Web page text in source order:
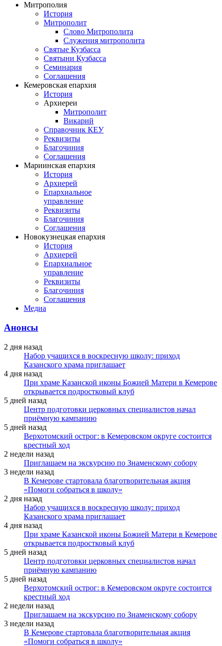
Митрополия
История
Митрополит
Слово Митрополита
Служения митрополита
Святые Кузбасса
Святыни Кузбасса
Семинария
Соглашения
Кемеровская епархия
История
Архиереи
Митрополит
Викарий
Справочник КЕУ
Реквизиты
Благочиния
Соглашения
Мариинская епархия
История
Архиерей
Епархиальное
управление
Реквизиты
Благочиния
Соглашения
Новокузнецкая епархия
История
Архиерей
Епархиальное
управление
Реквизиты
Благочиния
Соглашения
Медиа
Анонсы
2 дня назад
Набор учащихся в воскресную школу: приход
Казанского храма приглашает
4 дня назад
При храме Казанской иконы Божией Матери в Кемерове
открывается подростковый клуб
5 дней назад
Центр подготовки церковных специалистов начал
приёмную кампанию
5 дней назад
Верхотомский острог: в Кемеровском округе состоится
крестный ход
2 недели назад
Приглашаем на экскурсию по Знаменскому собору
3 недели назад
В Кемерове стартовала благотворительная акция
«Помоги собраться в школу»
2 дня назад
Набор учащихся в воскресную школу: приход
Казанского храма приглашает
4 дня назад
При храме Казанской иконы Божией Матери в Кемерове
открывается подростковый клуб
5 дней назад
Центр подготовки церковных специалистов начал
приёмную кампанию
5 дней назад
Верхотомский острог: в Кемеровском округе состоится
крестный ход
2 недели назад
Приглашаем на экскурсию по Знаменскому собору
3 недели назад
В Кемерове стартовала благотворительная акция
«Помоги собраться в школу»